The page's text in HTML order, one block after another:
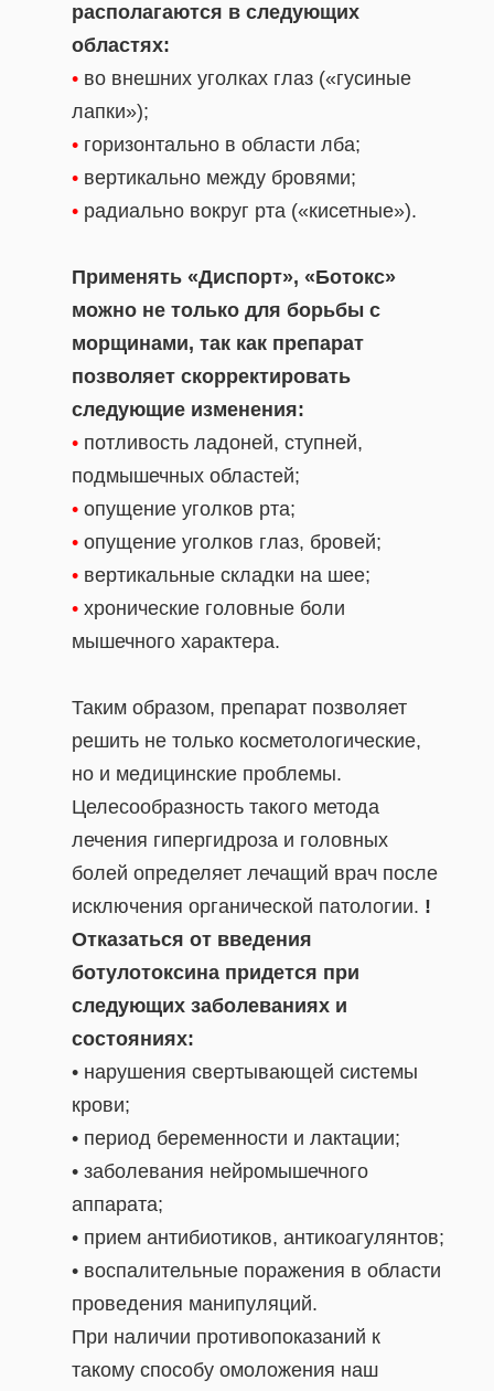
располагаются в следующих
областях:
• во внешних уголках глаз («гусиные
лапки»);
• горизонтально в области лба;
• вертикально между бровями;
• радиально вокруг рта («кисетные»).
Применять «Диспорт», «Ботокс»
можно не только для борьбы с
морщинами, так как препарат
позволяет скорректировать
следующие изменения:
• потливость ладоней, ступней,
подмышечных областей;
• опущение уголков рта;
• опущение уголков глаз, бровей;
• вертикальные складки на шее;
• хронические головные боли
мышечного характера.
Таким образом, препарат позволяет
решить не только косметологические,
но и медицинские проблемы.
Целесообразность такого метода
лечения гипергидроза и головных
болей определяет лечащий врач после
исключения органической патологии. !
Отказаться от введения
ботулотоксина придется при
следующих заболеваниях и
состояниях:
• нарушения свертывающей системы
крови;
• период беременности и лактации;
• заболевания нейромышечного
аппарата;
• прием антибиотиков, антикоагулянтов;
• воспалительные поражения в области
проведения манипуляций.
При наличии противопоказаний к
такому способу омоложения наш